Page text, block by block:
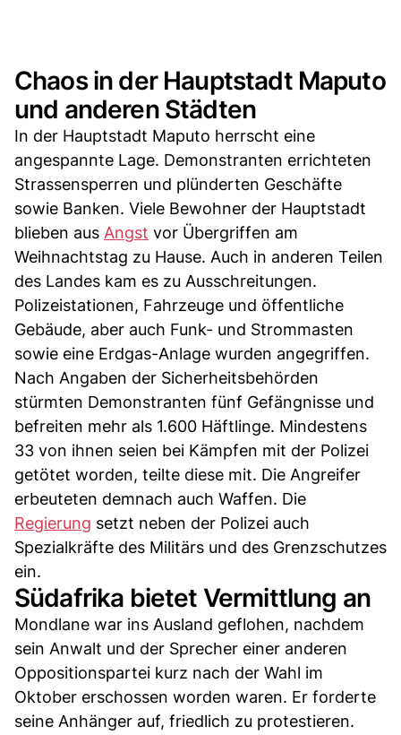
Chaos in der Hauptstadt Maputo
und anderen Städten
In der Hauptstadt Maputo herrscht eine
angespannte Lage. Demonstranten errichteten
Strassensperren und plünderten Geschäfte
sowie Banken. Viele Bewohner der Hauptstadt
blieben aus Angst vor Übergriffen am
Weihnachtstag zu Hause. Auch in anderen Teilen
des Landes kam es zu Ausschreitungen.
Polizeistationen, Fahrzeuge und öffentliche
Gebäude, aber auch Funk- und Strommasten
sowie eine Erdgas-Anlage wurden angegriffen.
Nach Angaben der Sicherheitsbehörden
stürmten Demonstranten fünf Gefängnisse und
befreiten mehr als 1.600 Häftlinge. Mindestens
33 von ihnen seien bei Kämpfen mit der Polizei
getötet worden, teilte diese mit. Die Angreifer
erbeuteten demnach auch Waffen. Die
Regierung setzt neben der Polizei auch
Spezialkräfte des Militärs und des Grenzschutzes
ein.
Südafrika bietet Vermittlung an
Mondlane war ins Ausland geflohen, nachdem
sein Anwalt und der Sprecher einer anderen
Oppositionspartei kurz nach der Wahl im
Oktober erschossen worden waren. Er forderte
seine Anhänger auf, friedlich zu protestieren.